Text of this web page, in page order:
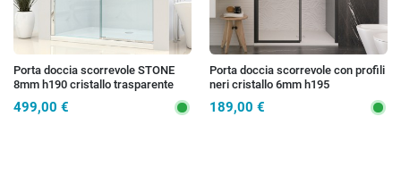
Porta doccia scorrevole STONE
8mm h190 cristallo trasparente
499,00 €
Porta doccia scorrevole con profili
neri cristallo 6mm h195
189,00 €